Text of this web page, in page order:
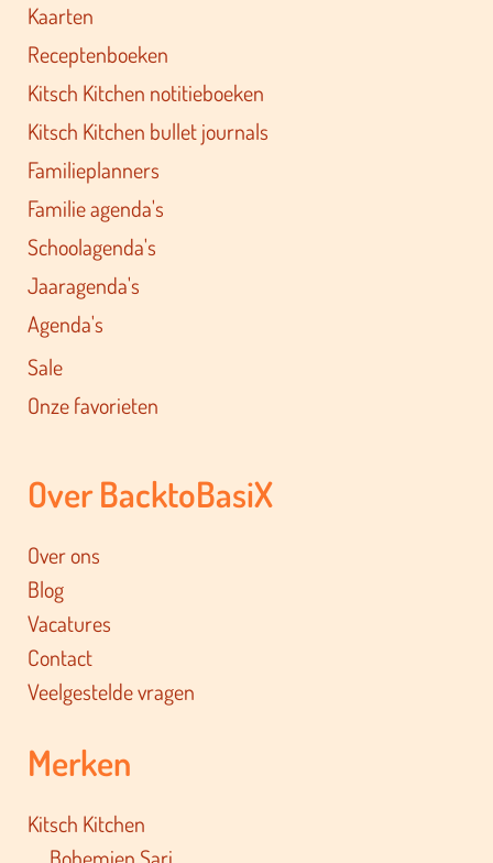
Kaarten
Receptenboeken
Kitsch Kitchen notitieboeken
Kitsch Kitchen bullet journals
Familieplanners
Familie agenda's
Schoolagenda's
Jaaragenda's
Agenda's
Sale
Onze favorieten
Over BacktoBasiX
Over ons
Blog
Vacatures
Contact
Veelgestelde vragen
Merken
Kitsch Kitchen
Bohemien Sari